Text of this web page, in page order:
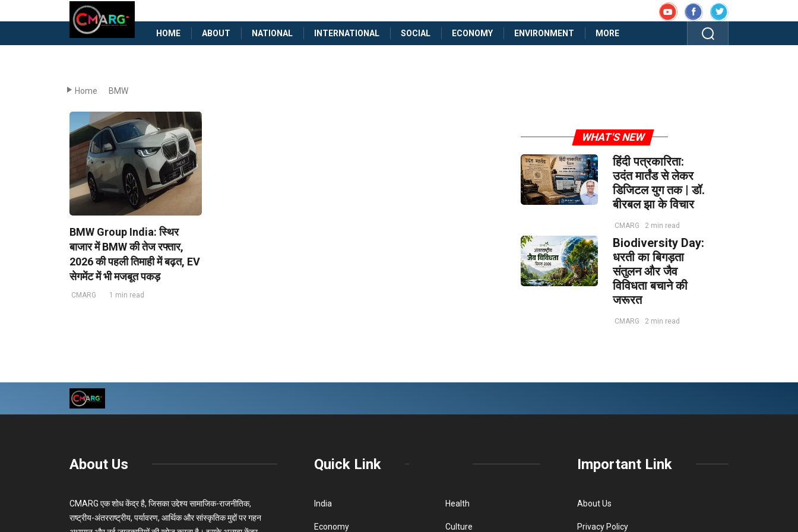
HOME ABOUT NATIONAL INTERNATIONAL SOCIAL ECONOMY ENVIRONMENT MORE
Home BMW
BMW Group India: स्थिर
बाजार में BMW की तेज रफ्तार,
2026 की पहली तिमाही में बढ़त, EV
सेगमेंट में भी मजबूत पकड़
CMARG 1 min read
WHAT'S NEW
हिंदी पत्रकारिता:
उदंत मार्तंड से लेकर
डिजिटल युग तक | डॉ.
बीरबल झा के विचार
CMARG 2 min read
Biodiversity Day:
धरती का बिगड़ता
संतुलन और जैव
विविधता बचाने की
जरूरत
CMARG 2 min read
About Us
CMARG एक शोध केंद्र है, जिसका उद्देश्य सामाजिक-राजनीतिक,
राष्ट्रीय-अंतरराष्ट्रीय, पर्यावरण, आर्थिक और सांस्कृतिक मुद्दों पर गहन
Quick Link
India
Economy
Health
Culture
Important Link
About Us
Privacy Policy